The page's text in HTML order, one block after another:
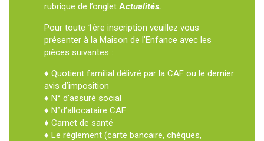
rubrique de l’onglet Actualités.
Pour toute 1ère inscription veuillez vous
présenter à la Maison de l’Enfance avec les
pièces suivantes :
♦ Quotient familial délivré par la CAF ou le dernier
avis d’imposition
♦ N° d’assuré social
♦ N°d’allocataire CAF
♦ Carnet de santé
♦ Le règlement (carte bancaire, chèques,